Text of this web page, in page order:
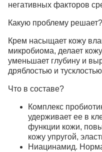
негативных факторов
Какую проблему решает?
Крем насыщает кожу
микробиома, делает
уменьшает глубину и
дряблостью и
Что в составе?
Комплекс
удерживает ее в
функции кожи,
кожу упругой,
Ниацинамид.